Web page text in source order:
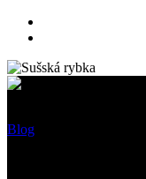
Blog